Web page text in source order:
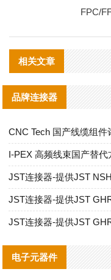
FPC/
相关文章
品牌连接器
CNC Tech 国产线缆组
I‑PEX 高频线束国产替
JST连接器-提供JST
JST连接器-提供JST
JST连接器-提供JST
电子元器件